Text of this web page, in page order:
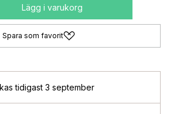
Lägg i varukorg
Spara som favorit
tidigast 3 september